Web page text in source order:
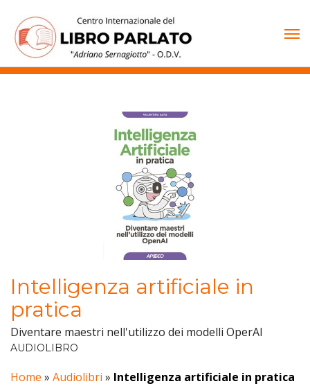
contenuto
Intelligenza artificiale in
pratica
Diventare maestri nell'utilizzo dei modelli OperAI
AUDIOLIBRO
Home » Audiolibri » Intelligenza artificiale in pratica